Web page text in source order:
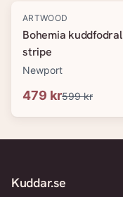
-20%
ARTWOOD
Bohemia kuddfodral
stripe
Newport
479 kr599 kr
Kuddar.se